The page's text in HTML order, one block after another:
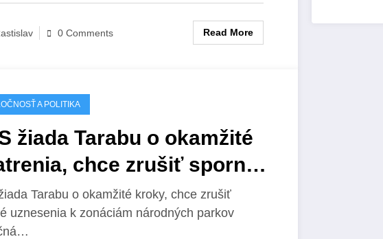
0 Comments Read More
A POLITIKA
žiada Tarabu o okamžité
chce zrušiť sporné
týkajúce sa zonácií
parkov.
Tarabu o okamžité kroky, chce zrušiť
uznesenia k zonáciám národných parkov